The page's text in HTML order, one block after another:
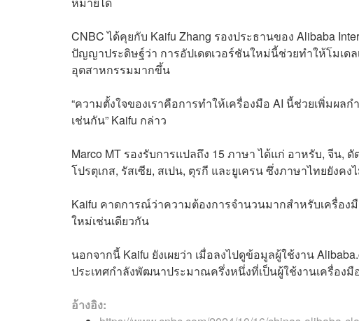
CNBC ได้คุยกับ Kaifu Zhang รองประธานของ Alibaba
ปัญญาประดิษฐ์ว่า การอัปเดตเวอร์ชันใหม่นี้ช่วยทำให้โมเด
อุตสาหกรรมมากขึ้น
“ความตั้งใจของเราคือการทำให้เครื่องมือ AI นี้ช่วยเพิ่มผ
เช่นกัน” Kaifu กล่าว
Marco MT รองรับการแปลถึง 15 ภาษา ได้แก่ อาหรับ, จีน,
โปรตุเกส, รัสเซีย, สเปน, ตุรกี และยูเครน ซึ่งภาษาไทยยังคง
Kaifu คาดการณ์ว่าความต้องการจำนวนมากสำหรับเครื่อง
ใหม่เช่นเดียวกัน
นอกจากนี้ Kaifu ยังเผยว่า เมื่อลงไปดูข้อมูลผู้ใช้งาน
ประเทศกำลังพัฒนาประมาณครึ่งหนึ่งที่เป็นผู้ใช้งานเครื่องมื
อ้างอิง: